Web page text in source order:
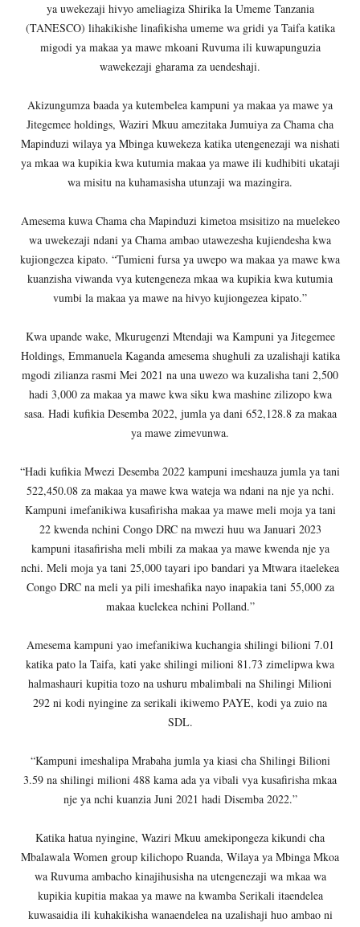
ya uwekezaji hivyo ameliagiza Shirika la Umeme Tanzania
(TANESCO) lihakikishe linafikisha umeme wa gridi ya Taifa katika
migodi ya makaa ya mawe mkoani Ruvuma ili kuwapunguzia
wawekezaji gharama za uendeshaji.
Akizungumza baada ya kutembelea kampuni ya makaa ya mawe ya
Jitegemee holdings, Waziri Mkuu amezitaka Jumuiya za Chama cha
Mapinduzi wilaya ya Mbinga kuwekeza katika utengenezaji wa nishati
ya mkaa wa kupikia kwa kutumia makaa ya mawe ili kudhibiti ukataji
wa misitu na kuhamasisha utunzaji wa mazingira.
Amesema kuwa Chama cha Mapinduzi kimetoa msisitizo na muelekeo
wa uwekezaji ndani ya Chama ambao utawezesha kujiendesha kwa
kujiongezea kipato. “Tumieni fursa ya uwepo wa makaa ya mawe kwa
kuanzisha viwanda vya kutengeneza mkaa wa kupikia kwa kutumia
vumbi la makaa ya mawe na hivyo kujiongezea kipato.”
Kwa upande wake, Mkurugenzi Mtendaji wa Kampuni ya Jitegemee
Holdings, Emmanuela Kaganda amesema shughuli za uzalishaji katika
mgodi zilianza rasmi Mei 2021 na una uwezo wa kuzalisha tani 2,500
hadi 3,000 za makaa ya mawe kwa siku kwa mashine zilizopo kwa
sasa. Hadi kufikia Desemba 2022, jumla ya dani 652,128.8 za makaa
ya mawe zimevunwa.
“Hadi kufikia Mwezi Desemba 2022 kampuni imeshauza jumla ya tani
522,450.08 za makaa ya mawe kwa wateja wa ndani na nje ya nchi.
Kampuni imefanikiwa kusafirisha makaa ya mawe meli moja ya tani
22 kwenda nchini Congo DRC na mwezi huu wa Januari 2023
kampuni itasafirisha meli mbili za makaa ya mawe kwenda nje ya
nchi. Meli moja ya tani 25,000 tayari ipo bandari ya Mtwara itaelekea
Congo DRC na meli ya pili imeshafika nayo inapakia tani 55,000 za
makaa kuelekea nchini Polland.”
Amesema kampuni yao imefanikiwa kuchangia shilingi bilioni 7.01
katika pato la Taifa, kati yake shilingi milioni 81.73 zimelipwa kwa
halmashauri kupitia tozo na ushuru mbalimbali na Shilingi Milioni
292 ni kodi nyingine za serikali ikiwemo PAYE, kodi ya zuio na
SDL.
“Kampuni imeshalipa Mrabaha jumla ya kiasi cha Shilingi Bilioni
3.59 na shilingi milioni 488 kama ada ya vibali vya kusafirisha mkaa
nje ya nchi kuanzia Juni 2021 hadi Disemba 2022.”
Katika hatua nyingine, Waziri Mkuu amekipongeza kikundi cha
Mbalawala Women group kilichopo Ruanda, Wilaya ya Mbinga Mkoa
wa Ruvuma ambacho kinajihusisha na utengenezaji wa mkaa wa
kupikia kupitia makaa ya mawe na kwamba Serikali itaendelea
kuwasaidia ili kuhakikisha wanaendelea na uzalishaji huo ambao ni